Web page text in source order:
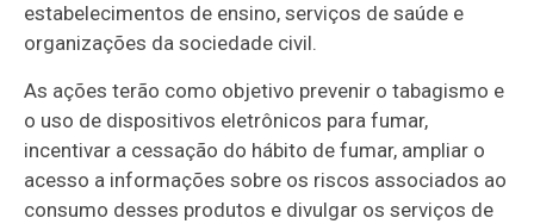
estabelecimentos de ensino, serviços de saúde e
organizações da sociedade civil.
As ações terão como objetivo prevenir o tabagismo e
o uso de dispositivos eletrônicos para fumar,
incentivar a cessação do hábito de fumar, ampliar o
acesso a informações sobre os riscos associados ao
consumo desses produtos e divulgar os serviços de